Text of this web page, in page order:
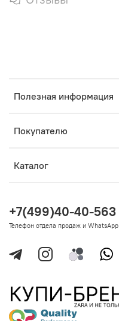
Полезная информация
Покупателю
Каталог
+7(499)40-40-563
Телефон отдела продаж и WhatsApp